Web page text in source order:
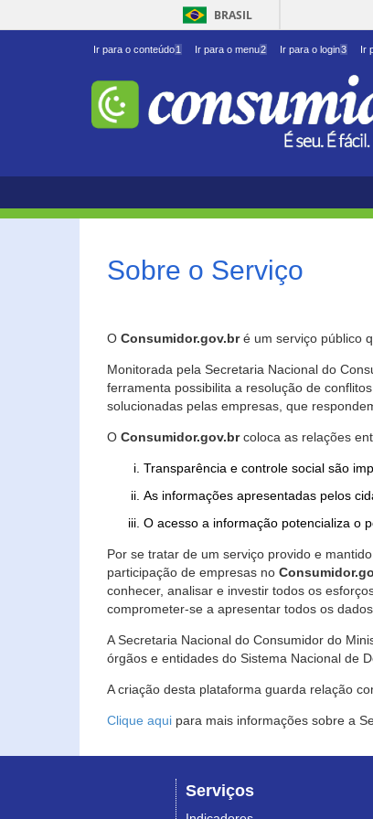
BRASIL
Ir para o conteúdo1 Ir para o menu2 Ir para o login3 Ir
Sobre o Serviço
O Consumidor.gov.bré um serviço público
Monitorada pela Secretaria Nacional do
ferramenta possibilita a resolução de
solucionadas pelas empresas, que
O Consumidor.gov.brcoloca as relações
Transparência e controle social são
As informações apresentadas pelos
O acesso a informação potencializa o
Por se tratar de um serviço provido e
participação de empresas no
conhecer, analisar e investir todos os
comprometer-se a apresentar todos os
A Secretaria Nacional do Consumidor do
órgãos e entidades do Sistema Nacional de
A criação desta plataforma guarda relação
Clique aqui para mais informações sobre a
Serviços